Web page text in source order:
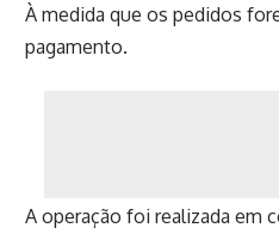
À medida que os pedidos
pagamento.
A operação foi realizada em